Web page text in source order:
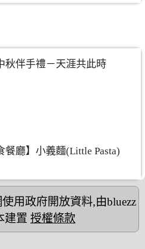
秋伴手禮－天涯共此時
餐廳】小義麵(Little Pasta)
用政府開放資料,由bluezz
建置 授權條款